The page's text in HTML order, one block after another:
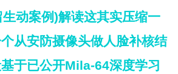
动案例)解读这其实压缩一
从安防摄像头做人脸补核结
于已公开Mila-64深度学习